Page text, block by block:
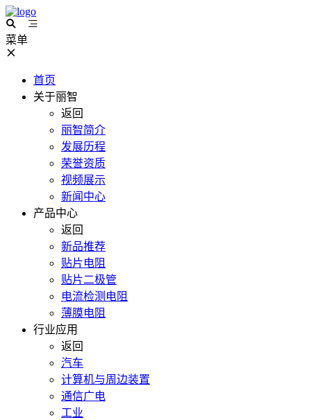
菜单
首页
关于丽智
返回
丽智简介
发展历程
荣誉资质
视频展示
新闻中心
产品中心
返回
新品推荐
贴片电阻
贴片二极管
电流检测电阻
薄膜电阻
行业应用
返回
汽车
计算机与周边装置
通信广电
工业